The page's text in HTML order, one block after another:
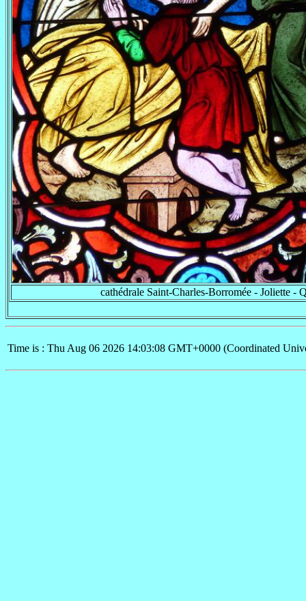
cathédrale Saint-Charles-Borromée - Joliette -
Time is : Thu Aug 06 2026 14:03:08 GMT+0000 (Coordinated